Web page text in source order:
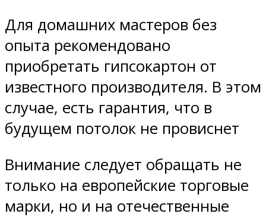
Для домашних мастеров без
опыта рекомендовано
приобретать гипсокартон от
известного производителя. В этом
случае, есть гарантия, что в
будущем потолок не провиснет
Внимание следует обращать не
только на европейские торговые
марки, но и на отечественные